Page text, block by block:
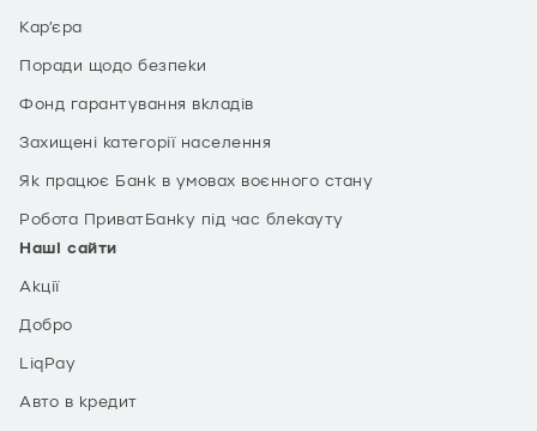
Кар’єра
Поради щодо безпеки
Фонд гарантування вкладів
Захищені категорії населення
Як працює Банк в умовах воєнного стану
Робота ПриватБанку під час блекауту
Наші сайти
Акції
Добро
LiqPay
Авто в кредит